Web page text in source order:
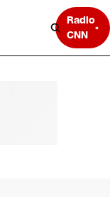
Radio
CNN